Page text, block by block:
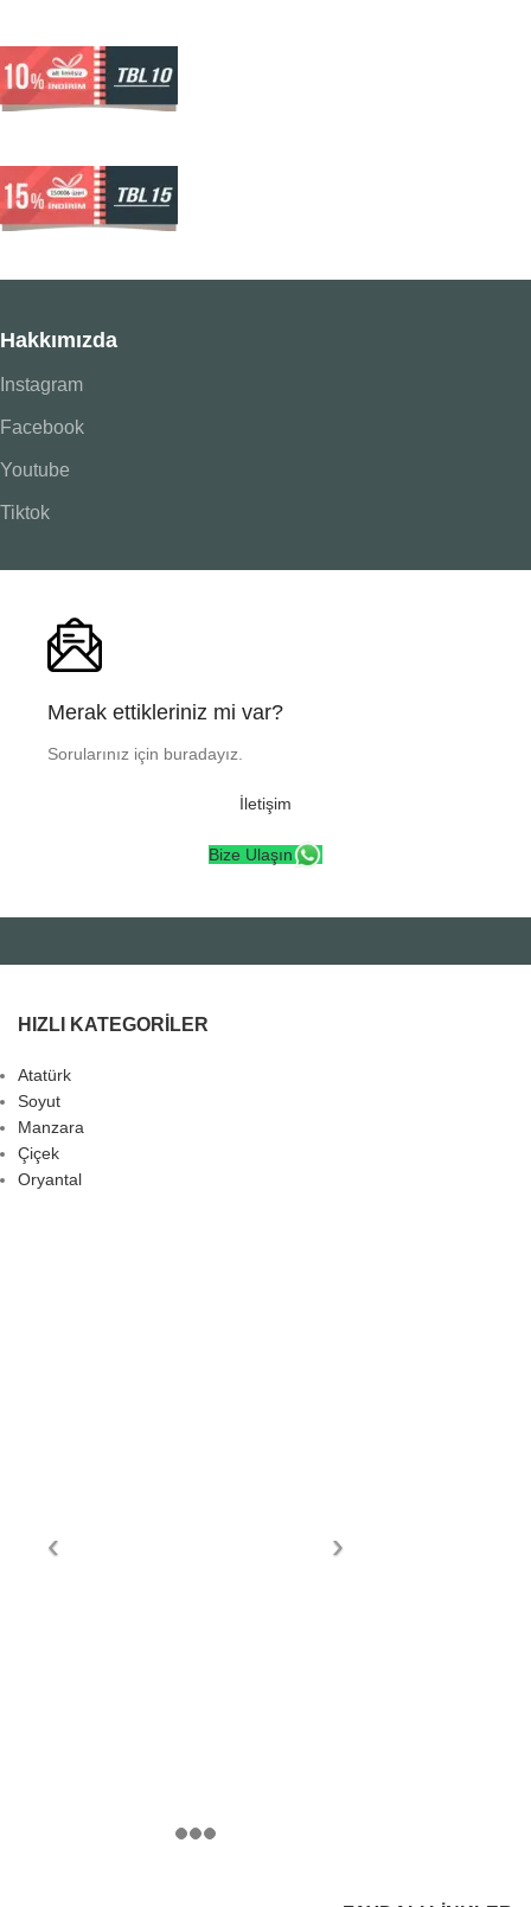
Hakkımızda
Instagram
Facebook
Youtube
Tiktok
Merak ettikleriniz mi var?
Sorularınız için buradayız.
İletişim
Bize Ulaşın
HIZLI KATEGORILER
Atatürk
Soyut
Manzara
Çiçek
Oryantal